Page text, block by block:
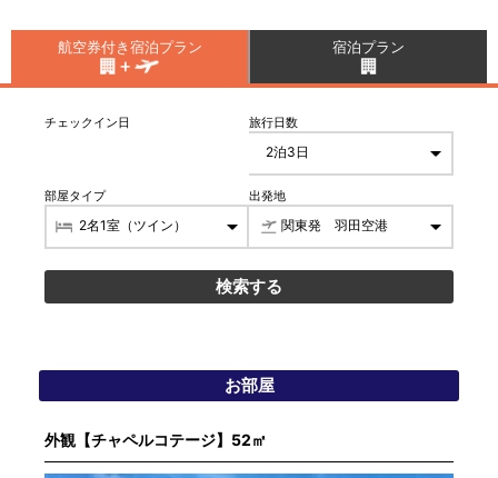
お楽しみください。
《新型コロナウィルス感染予防対策について》
https://morinokokage.net/
航空券付き宿泊プラン 宿泊プラン
チェックイン日 旅行日数
部屋タイプ 出発地
お部屋
外観【チャペルコテージ】52㎡